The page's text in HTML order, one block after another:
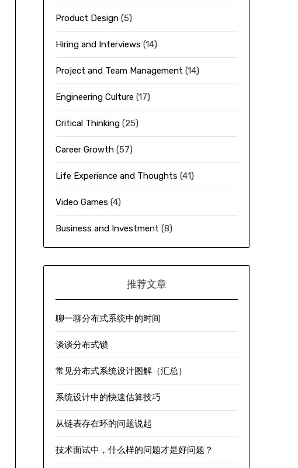
Product Design(5)
Hiring and Interviews (14)
Project and Team Management (14)
Engineering Culture (17)
Critical Thinking(25)
Career Growth(57)
Life Experience and Thoughts (41)
Video Games (4)
Business and Investment (8)
推荐文章
聊一聊分布式系统中的时间
谈谈分布式锁
常见分布式系统设计图解（汇总）
系统设计中的快速估算技巧
从链表存在环的问题说起
技术面试中，什么样的问题才是好问题？